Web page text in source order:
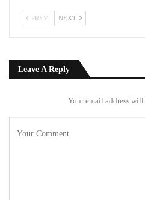
PREV NEXT
Leave A Reply
Your email address